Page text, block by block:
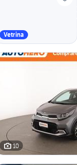
Vetrina
10